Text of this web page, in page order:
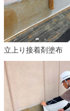
立上り接着剤塗布